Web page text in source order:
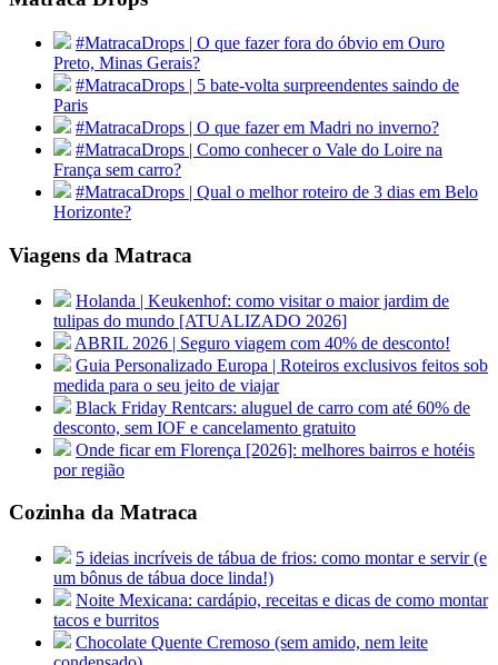
#MatracaDrops | O que fazer fora do óbvio em Ouro
Preto, Minas Gerais?
#MatracaDrops | 5 bate-volta surpreendentes saindo de
Paris
#MatracaDrops | O que fazer em Madri no inverno?
#MatracaDrops | Como conhecer o Vale do Loire na
França sem carro?
#MatracaDrops | Qual o melhor roteiro de 3 dias em Belo
Horizonte?
Viagens da Matraca
Holanda | Keukenhof: como visitar o maior jardim de
tulipas do mundo [ATUALIZADO 2026]
ABRIL 2026 | Seguro viagem com 40% de desconto!
Guia Personalizado Europa | Roteiros exclusivos feitos sob
medida para o seu jeito de viajar
Black Friday Rentcars: aluguel de carro com até 60% de
desconto, sem IOF e cancelamento gratuito
Onde ficar em Florença [2026]: melhores bairros e hotéis
por região
Cozinha da Matraca
5 ideias incríveis de tábua de frios: como montar e servir (e
um bônus de tábua doce linda!)
Noite Mexicana: cardápio, receitas e dicas de como montar
tacos e burritos
Chocolate Quente Cremoso (sem amido, nem leite